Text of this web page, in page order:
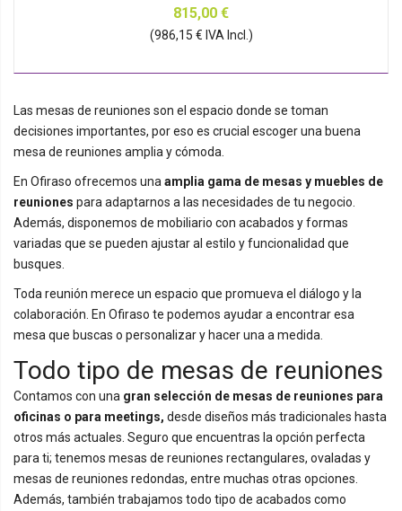
815,00 €
(986,15 € IVA Incl.)
Las mesas de reuniones son el espacio donde se toman
decisiones importantes, por eso es crucial escoger una buena
mesa de reuniones amplia y cómoda.
En Ofiraso ofrecemos una amplia gama de mesas y muebles de
reuniones para adaptarnos a las necesidades de tu negocio.
Además, disponemos de mobiliario con acabados y formas
variadas que se pueden ajustar al estilo y funcionalidad que
busques.
Toda reunión merece un espacio que promueva el diálogo y la
colaboración. En Ofiraso te podemos ayudar a encontrar esa
mesa que buscas o personalizar y hacer una a medida.
Todo tipo de mesas de reuniones
Contamos con una gran selección de mesas de reuniones para
oficinas o para meetings, desde diseños más tradicionales hasta
otros más actuales. Seguro que encuentras la opción perfecta
para ti; tenemos mesas de reuniones rectangulares, ovaladas y
mesas de reuniones redondas, entre muchas otras opciones.
Además, también trabajamos todo tipo de acabados como